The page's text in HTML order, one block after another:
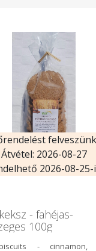
Átvétel: 2026-08-27
2026-08-
- fahéjas-
100g
- cinnamon,